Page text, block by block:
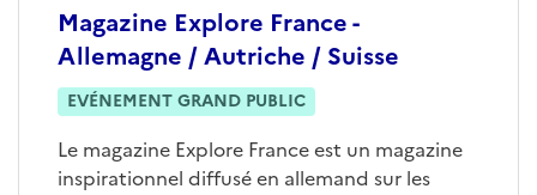
Magazine Explore France -
Allemagne / Autriche / Suisse
EVÉNEMENT GRAND PUBLIC
Le magazine Explore France est un magazine
inspirationnel diffusé en allemand sur les